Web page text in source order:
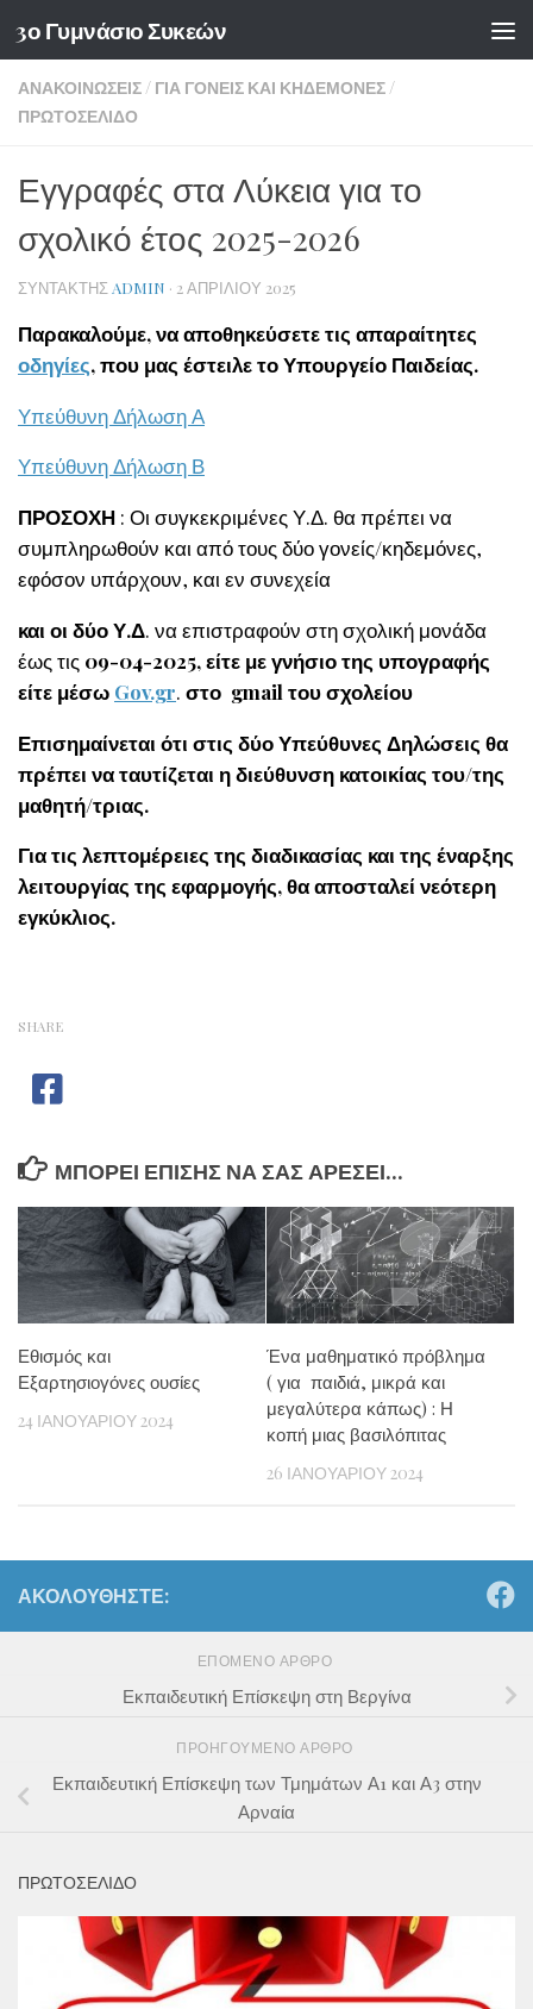
Skip to content
3ο Γυμνάσιο Συκεών
ΑΝΑΚΟΙΝΏΣΕΙΣ/ ΓΙΑ ΓΟΝΕΊΣ ΚΑΙ ΚΗΔΕΜΌΝΕΣ/
ΠΡΩΤΟΣΈΛΙΔΟ
Εγγραφές στα Λύκεια για το
σχολικό έτος 2025-2026
ΣΥΝΤΆΚΤΗΣ ADMIN · 2 ΑΠΡΙΛΊΟΥ 2025
Παρακαλούμε, να αποθηκεύσετε τις απαραίτητες
οδηγίες, που μας έστειλε τοΥπουργείο Παιδείας.
Υπεύθυνη Δήλωση Α
Υπεύθυνη Δήλωση Β
ΠΡΟΣΟΧΗ : Οι συγκεκριμένες Υ.Δ. θα πρέπει να
συμπληρωθούν και από τους δύο γονείς/κηδεμόνες,
εφόσον υπάρχουν, και εν συνεχεία
και οι δύο Υ.Δ. να επιστραφούν στη σχολική μονάδα
έως τις 09-04-2025, είτε με γνήσιο της υπογραφής
είτε μέσω Gov.gr. στο gmail του σχολείου
Επισημαίνεται ότι στις δύο Υπεύθυνες Δηλώσεις θα
πρέπει να ταυτίζεται η διεύθυνση κατοικίας του/της
μαθητή/τριας.
Για τις λεπτομέρειες της διαδικασίας και της έναρξης
λειτουργίας της εφαρμογής, θα αποσταλεί νεότερη
εγκύκλιος.
SHARE
ΜΠΟΡΕΊ ΕΠΊΣΗΣ ΝΑ ΣΑΣ ΑΡΈΣΕΙ...
Εθισμός και
Εξαρτησιογόνες ουσίες
24 ΙΑΝΟΥΑΡΊΟΥ 2024
Ένα μαθηματικό πρόβλημα
( για παιδιά, μικρά και
μεγαλύτερα κάπως) : Η
κοπή μιας βασιλόπιτας
26 ΙΑΝΟΥΑΡΊΟΥ 2024
ΑΚΟΛΟΥΘΉΣΤΕ:
ΕΠΌΜΕΝΟ ΆΡΘΡΟ
Εκπαιδευτική Επίσκεψη στη Βεργίνα
ΠΡΟΗΓΟΎΜΕΝΟ ΆΡΘΡΟ
Εκπαιδευτική Επίσκεψη των Τμημάτων Α1 και Α3 στην
Αρναία
ΠΡΩΤΟΣΕΛΙΔΟ